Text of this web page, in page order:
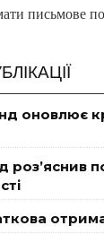
письмове
оновлює